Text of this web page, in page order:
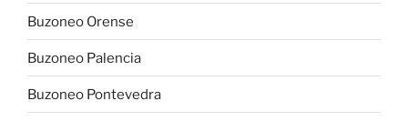
Buzoneo Orense
Buzoneo Palencia
Buzoneo Pontevedra